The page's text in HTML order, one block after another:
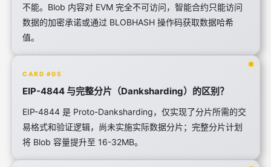
不能。Blob 内容对 EVM 完全不可访问，智能合约只能访问
数据的加密承诺或通过 BLOBHASH 操作码获取数据哈希
值。
CARD #05
EIP-4844 与完整分片（Danksharding）的区别？
EIP-4844 是 Proto-Danksharding，仅实现了分片所需的交
易格式和验证逻辑，尚未实施实际数据分片；完整分片计划
将 Blob 容量提升至 16-32MB。